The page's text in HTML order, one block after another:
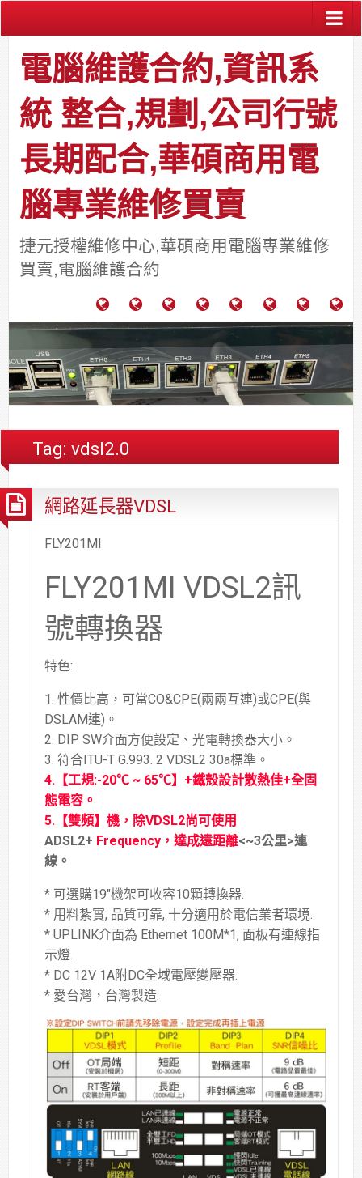
電腦維護合約,資訊系
統 整合,規劃,公司行號
長期配合,華碩商用電
腦專業維修買賣
捷元授權維修中心,華碩商用電腦專業維修
買賣,電腦維護合約
腦
護
合
約
功
例
分
享
於
力
通
通
報
關
系
統
視
系
統
安
修,
舍
網
路/
大
樓
公
方
案
中
料
件
區
團
法
台
中
Tag:vdsl2.0
網路延長器VDSL
FLY201MI
FLY201MI VDSL2訊
號轉換器
特色:
1. 性價比高，可當CO&CPE(兩兩互連)或CPE(與
DSLAM連)。
2. DIP SW介面方便設定、光電轉換器大小。
3. 符合ITU-T G.993. 2 VDSL2 30a標準。
4. 【工規:-20℃ ~ 65℃】+鐵殼設計散熱佳+全固
態電容。
5.【雙頻】機，除VDSL2尚可使用
ADSL2+ Frequency，達成遠距離<~3公里>連
線。
* 可選購19″機架可收容10顆轉換器.
* 用料紮實, 品質可靠, 十分適用於電信業者環境.
* UPLINK介面為 Ethernet 100M*1, 面板有連線指
示燈.
* DC 12V 1A附DC全域電壓變壓器.
* 愛台灣，台灣製造.